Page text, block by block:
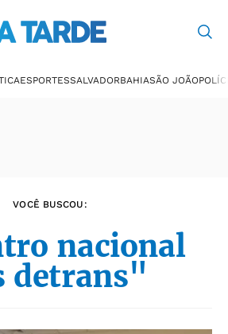
ESPORTESSALVADORBAHIASÃO JOÃO
VOCÊ BUSCOU:
nacional
detrans"